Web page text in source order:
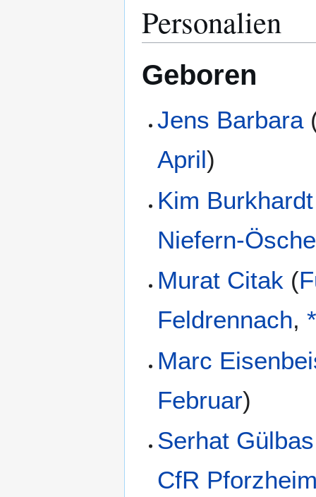
Personalien
Geboren
Jens Barbara
April)
Kim Burkhardt
Niefern-
Murat Citak (
Feldrennach,
Marc
Februar)
Serhat Gülbas
CfR